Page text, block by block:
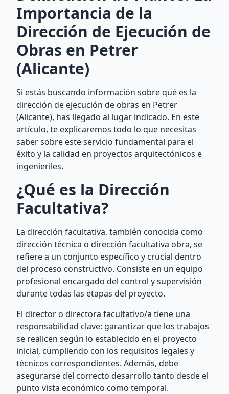
Importancia de la
Dirección de Ejecución de
Obras en Petrer
(Alicante)
Si estás buscando información sobre qué es la
dirección de ejecución de obras en Petrer
(Alicante), has llegado al lugar indicado. En este
artículo, te explicaremos todo lo que necesitas
saber sobre este servicio fundamental para el
éxito y la calidad en proyectos arquitectónicos e
ingenieriles.
¿Qué es la Dirección
Facultativa?
La dirección facultativa, también conocida como
dirección técnica o dirección facultativa obra, se
refiere a un conjunto específico y crucial dentro
del proceso constructivo. Consiste en un equipo
profesional encargado del control y supervisión
durante todas las etapas del proyecto.
El director o directora facultativo/a tiene una
responsabilidad clave: garantizar que los trabajos
se realicen según lo establecido en el proyecto
inicial, cumpliendo con los requisitos legales y
técnicos correspondientes. Además, debe
asegurarse del correcto desarrollo tanto desde el
punto vista económico como temporal.